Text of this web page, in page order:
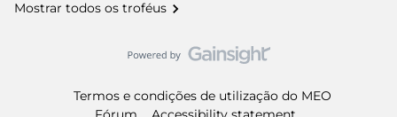
Mostrar todos os troféus
Termos e condições de utilização do MEO